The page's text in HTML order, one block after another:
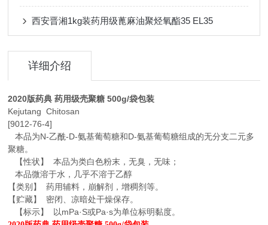
西安晋湘1kg装药用级蓖麻油聚烃氧酯35 EL35
详细介绍
2020版药典 药用级壳聚糖 500g/袋包装
Kejutang Chitosan
[9012-76-4]
本品为N-乙酰-D-氨基葡萄糖和D-氨基葡萄糖组成的无分支二元多
聚糖。
【性状】 本品为类白色粉末，无臭，无味；
本品微溶于水，几乎不溶于乙醇
【类别】 药用辅料，崩解剂，增稠剂等。
【贮藏】 密闭、凉暗处干燥保存。
【标示】 以mPa·S或Pa·s为单位标明黏度。